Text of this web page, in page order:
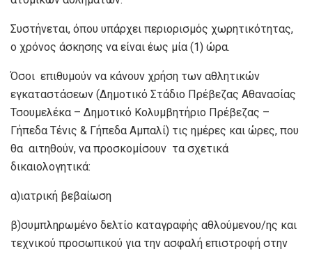
Συστήνεται, όπου υπάρχει περιορισμός χωρητικότητας,
ο χρόνος άσκησης να είναι έως μία (1) ώρα.
Όσοι επιθυμούν να κάνουν χρήση των αθλητικών
εγκαταστάσεων (Δημοτικό Στάδιο Πρέβεζας Αθανασίας
Τσουμελέκα – Δημοτικό Κολυμβητήριο Πρέβεζας –
Γήπεδα Τένις & Γήπεδα Αμπαλί) τις ημέρες και ώρες, που
θα αιτηθούν, να προσκομίσουν τα σχετικά
δικαιολογητικά:
α)ιατρική βεβαίωση
β)συμπληρωμένο δελτίο καταγραφής αθλούμενου/ης και
τεχνικού προσωπικού για την ασφαλή επιστροφή στην